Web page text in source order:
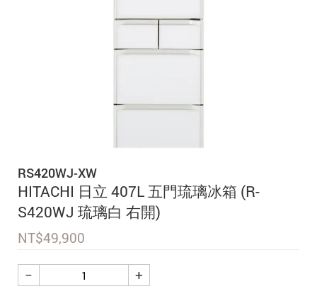
RS420WJ-XW
HITACHI 日立 407L 五門琉璃冰箱 (R-
S420WJ 琉璃白 右開)
NT$49,900
+
−
加入 JARVIS VIP